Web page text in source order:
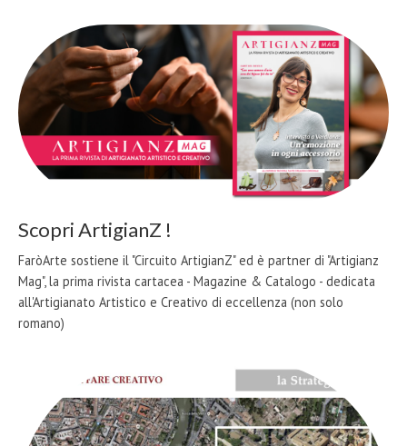
Scopri ArtigianZ !
FaròArte sostiene il "Circuito ArtigianZ" ed è partner di "Artigianz
Mag", la prima rivista cartacea - Magazine & Catalogo - dedicata
all'Artigianato Artistico e Creativo di eccellenza (non solo
romano)